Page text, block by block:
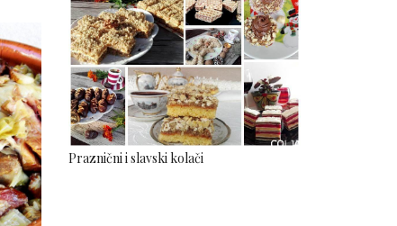
Praznični i slavski kolači